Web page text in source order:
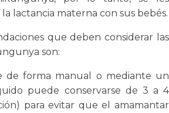
lactancia materna con sus bebés.
que deben considerar las
son:
de forma manual o mediante un
puede conservarse de 3 a 4
para evitar que el amamantar